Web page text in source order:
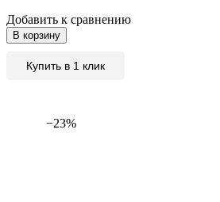
Добавить к сравнению
В корзину
Купить в 1 клик
−23%